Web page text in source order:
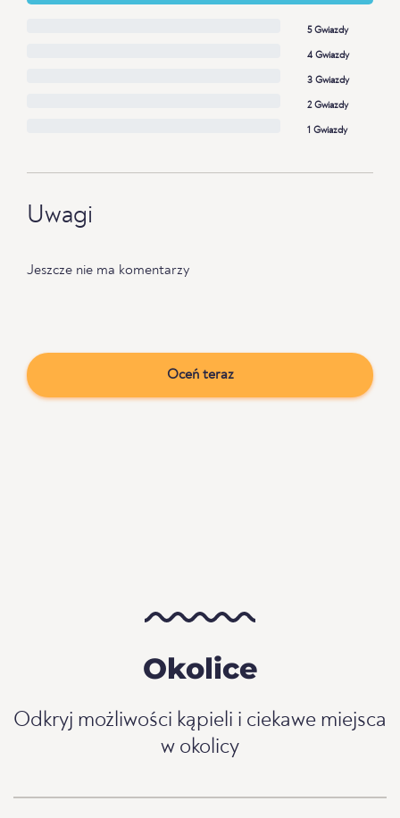
5 Gwiazdy
4 Gwiazdy
3 Gwiazdy
2 Gwiazdy
1 Gwiazdy
Uwagi
Jeszcze nie ma komentarzy
Oceń teraz
Okolice
Odkryj możliwości kąpieli i ciekawe miejsca
w okolicy